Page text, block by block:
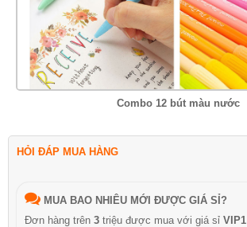
Combo 12 bút màu nước
HỎI ĐÁP MUA HÀNG
MUA BAO NHIÊU MỚI ĐƯỢC GIÁ SỈ?
Đơn hàng trên 3 triệu được mua với giá sỉ VIP1